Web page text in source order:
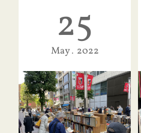
25
May 2022